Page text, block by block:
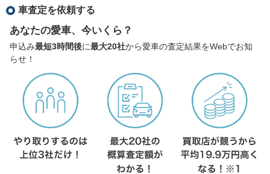
車査定を依頼する
あなたの愛車、今いくら？
申込み最短3時間後に最大20社から愛車の査定結果をWebでお知
らせ！